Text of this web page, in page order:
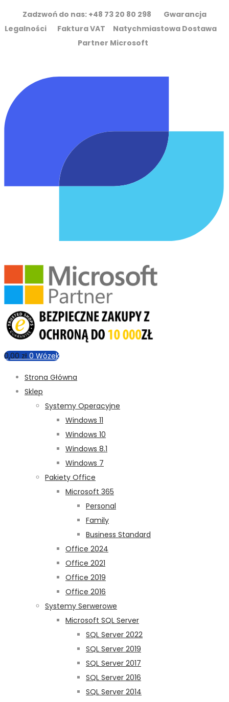
Zadzwoń do nas: +48 73 20 80 298 Gwarancja
Legalności Faktura VAT Natychmiastowa Dostawa
Partner Microsoft
0,00 zł 0 Wózek
Strona Główna
Sklep
Systemy Operacyjne
Windows 11
Windows 10
Windows 8.1
Windows 7
Pakiety Office
Microsoft 365
Personal
Family
Business Standard
Office 2024
Office 2021
Office 2019
Office 2016
Systemy Serwerowe
Microsoft SQL Server
SQL Server 2022
SQL Server 2019
SQL Server 2017
SQL Server 2016
SQL Server 2014